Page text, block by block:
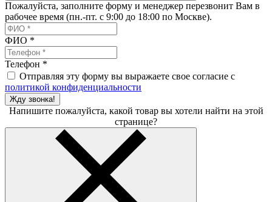
Пожалуйста, заполните форму и менеджер перезвонит Вам в
рабочее время (пн.-пт. с 9:00 до 18:00 по Москве).
ФИО *
Телефон *
Отправляя эту форму вы выражаете свое согласие с
политикой конфиденциальности
Жду звонка!
Напишите пожалуйста, какой товар вы хотели найти на этой
странице?